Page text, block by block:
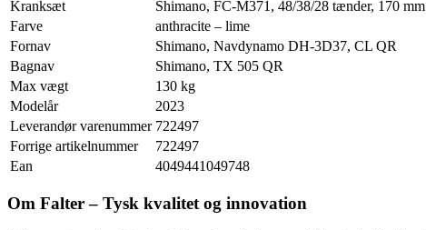
Kranksæt
Shimano, FC-M371, 48/38/28 tænder, 170 mm
Farve
anthracite – lime
Fornav
Shimano, Navdynamo DH-3D37, CL QR
Bagnav
Shimano, TX 505 QR
Max vægt
130 kg
Modelår
2023
Leverandør varenummer 722497
Forrige artikelnummer
722497
Ean
4049441049748
Om Falter – Tysk kvalitet og innovation